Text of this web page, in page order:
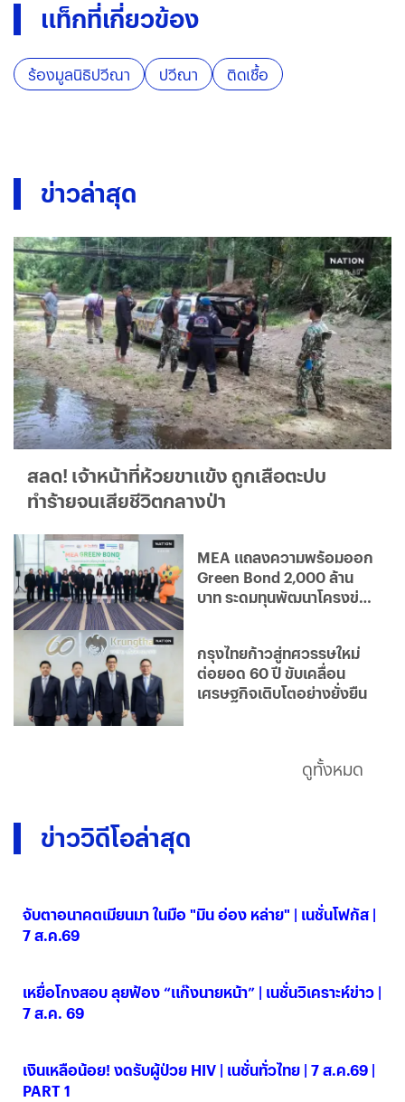
แท็กที่เกี่ยวข้อง
ร้องมูลนิธิปวีณา ปวีณา ติดเชื้อ
ข่าวล่าสุด
สลด! เจ้าหน้าที่ห้วยขาแข้ง ถูกเสือตะปบ
ทำร้ายจนเสียชีวิตกลางป่า
MEA แถลงความพร้อมออก
Green Bond 2,000 ล้าน
บาท ระดมทุนพัฒนาโครงข่าย
กรุงไทยก้าวสู่ทศวรรษใหม่
ต่อยอด 60 ปี ขับเคลื่อน
เศรษฐกิจเติบโตอย่างยั่งยืน
ดูทั้งหมด
ข่าววิดีโอล่าสุด
จับตาอนาคตเมียนมา ในมือ "มิน อ่อง หล่าย" | เนชั่นโฟกัส |
7 ส.ค.69
เหยื่อโกงสอบ ลุยฟ้อง “แก๊งนายหน้า” | เนชั่นวิเคราะห์ข่าว |
7 ส.ค. 69
เงินเหลือน้อย! งดรับผู้ป่วย HIV | เนชั่นทั่วไทย | 7 ส.ค.69 |
PART 1